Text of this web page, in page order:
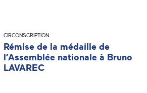
CIRCONSCRIPTION
Rémise de la médaille de
l’Assemblée nationale à Bruno
LAVAREC